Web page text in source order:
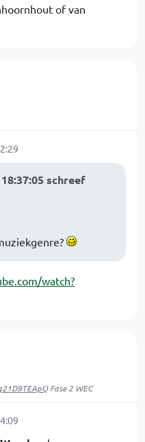
of van
schreef
watch?
Fase 2 WEC